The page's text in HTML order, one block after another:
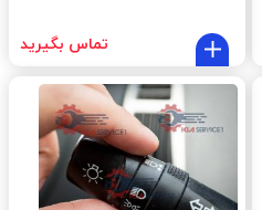
تماس بگیرید